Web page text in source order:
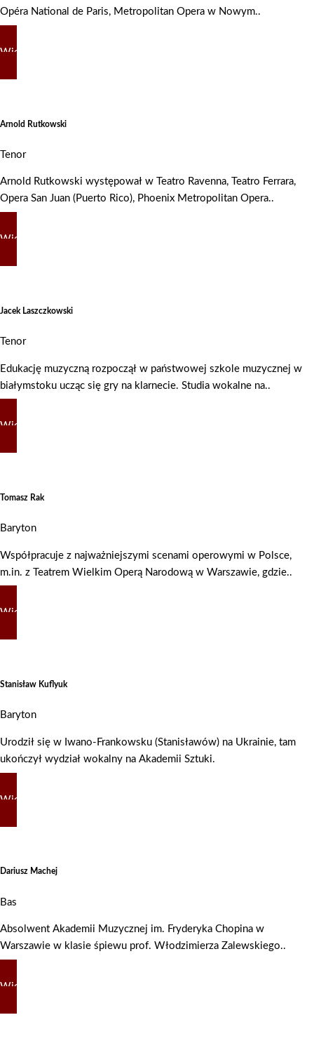
Opéra National de Paris, Metropolitan Opera w Nowym..
Więcej
Arnold Rutkowski
Tenor
Arnold Rutkowski występował w Teatro Ravenna, Teatro Ferrara,
Opera San Juan (Puerto Rico), Phoenix Metropolitan Opera..
Więcej
Jacek Laszczkowski
Tenor
Edukację muzyczną rozpoczął w państwowej szkole muzycznej w
białymstoku ucząc się gry na klarnecie. Studia wokalne na..
Więcej
Tomasz Rak
Baryton
Współpracuje z najważniejszymi scenami operowymi w Polsce,
m.in. z Teatrem Wielkim Operą Narodową w Warszawie, gdzie..
Więcej
Stanisław Kuflyuk
Baryton
Urodził się w Iwano-Frankowsku (Stanisławów) na Ukrainie, tam
ukończył wydział wokalny na Akademii Sztuki.
Więcej
Dariusz Machej
Bas
Absolwent Akademii Muzycznej im. Fryderyka Chopina w
Warszawie w klasie śpiewu prof. Włodzimierza Zalewskiego..
Więcej